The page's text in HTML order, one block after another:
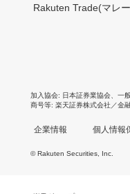
Rakuten Trade(マレ
加入協会 日本証券業協会 一
商号等 楽天証券株式会社／金
企業情報 個人情報
© Rakuten Securities, Inc.